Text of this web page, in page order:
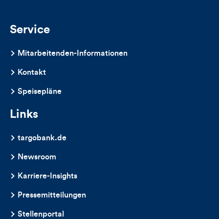
Kommentare
dieses
Artikels
Service
Mitarbeitenden-Informationen
Kontakt
Speisepläne
Links
targobank.de
Newsroom
Karriere-Insights
Pressemitteilungen
Stellenportal